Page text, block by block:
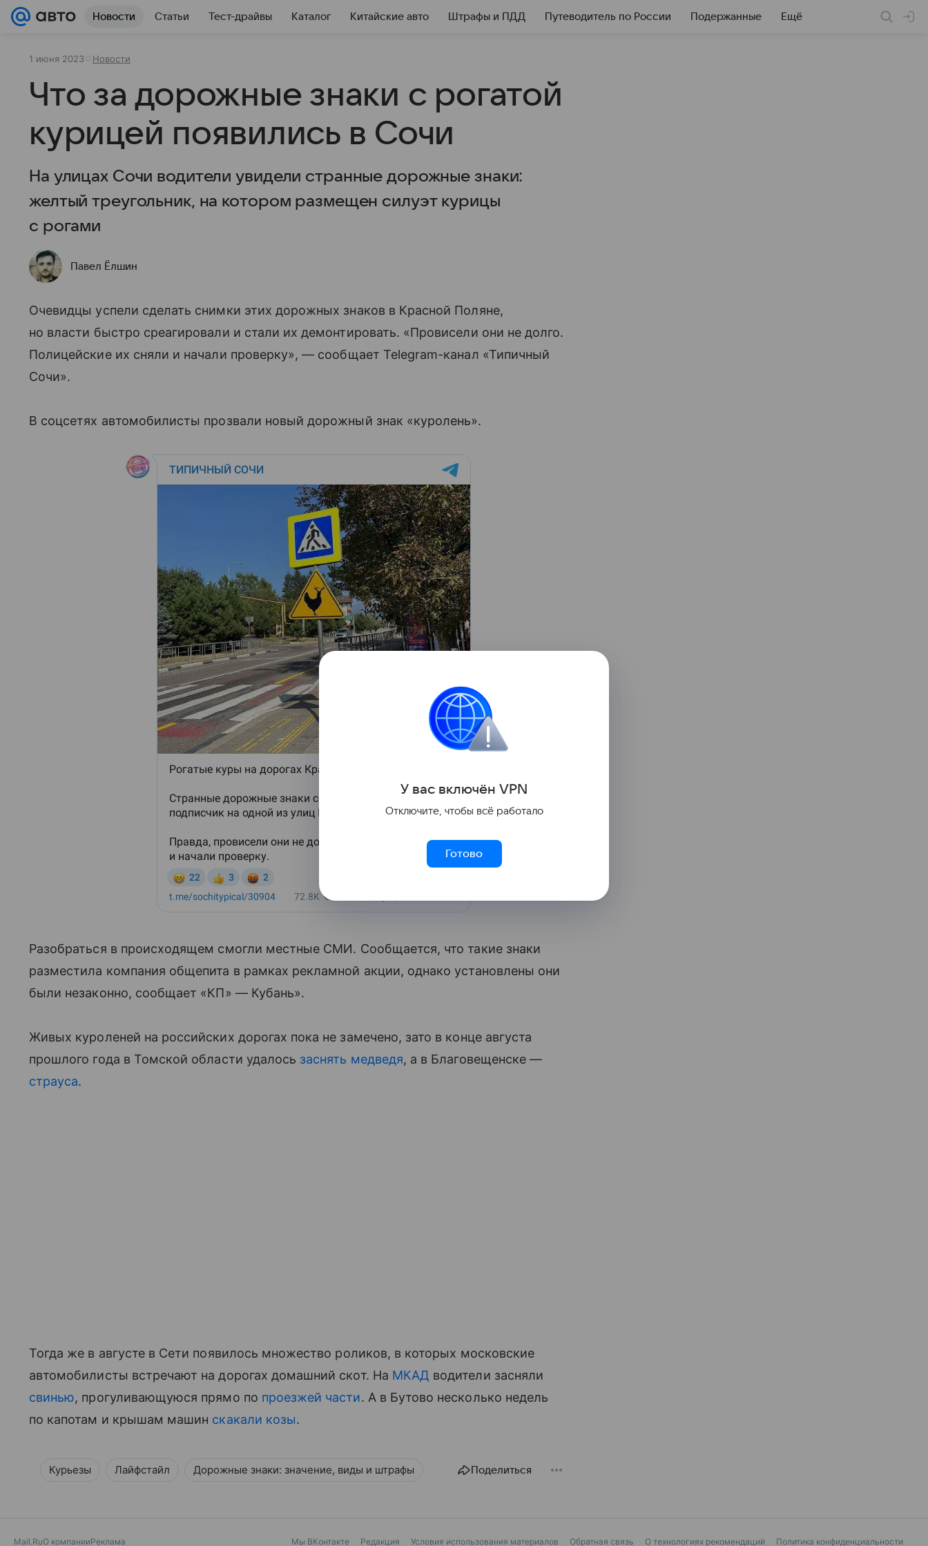
Новости Статьи Тест-драйвы Каталог Китайские авто Штрафы и ПДД Путеводитель по России Подержанные Ещё
1 июня 2023 Новости
Что за дорожные знаки с рогатой
курицей появились в Сочи
На улицах Сочи водители увидели странные дорожные знаки:
желтый треугольник, на котором размещен силуэт курицы
с рогами
Павел Ёлшин
Очевидцы успели сделать снимки этих дорожных знаков в Красной Поляне,
но власти быстро среагировали и стали их демонтировать. «Провисели они не долго.
Полицейские их сняли и начали проверку», — сообщает Telegram-канал «Типичный
Сочи».
В соцсетях автомобилисты прозвали новый дорожный знак «куролень».
Разобраться в происходящем смогли местные СМИ. Сообщается, что такие знаки
разместила компания общепита в рамках рекламной акции, однако установлены они
были незаконно, сообщает «КП» — Кубань».
Живых куроленей на российских дорогах пока не замечено, зато в конце августа
прошлого года в Томской области удалось заснять медведя, а в Благовещенске —
страуса.
Тогда же в августе в Сети появилось множество роликов, в которых московские
автомобилисты встречают на дорогах домашний скот. На МКАД водители засняли
свинью, прогуливающуюся прямо по проезжей части. А в Бутово несколько недель
по капотам и крышам машин скакали козы.
Курьезы Лайфстайл Дорожные знаки: значение, виды и штрафы Поделиться
Mail.RuО компанииРеклама Мы ВКонтакте Редакция Условия использования материалов Обратная связь О технологиях рекомендаций Политика конфиденциальности
У вас включён VPN
Отключите, чтобы всё работало
Готово